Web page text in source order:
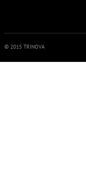
© 2015 TRINOVA